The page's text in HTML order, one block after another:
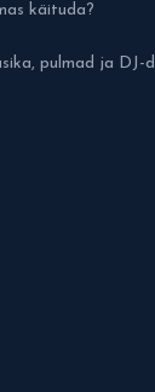
käituda?
pulmad ja DJ-d